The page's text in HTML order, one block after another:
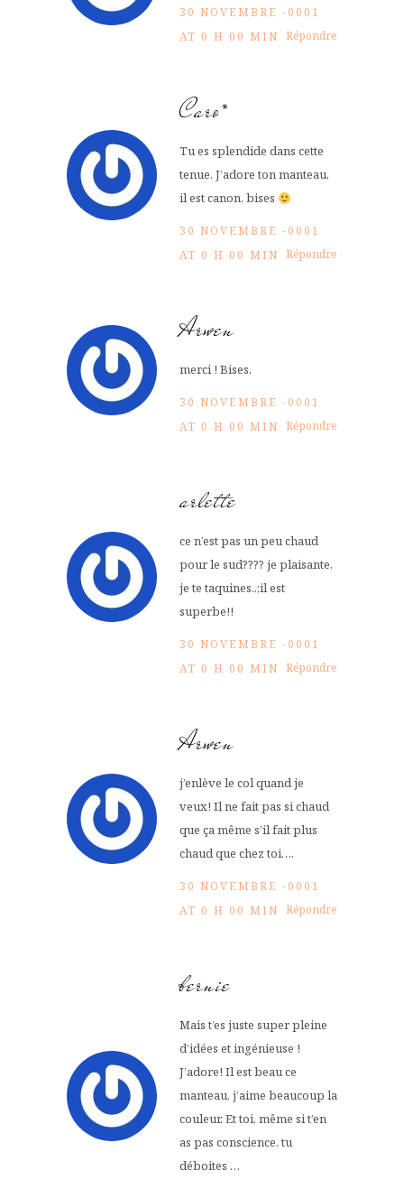
30 NOVEMBRE -0001
AT 0 H 00 MIN Répondre
Caro*
Tu es splendide dans cette
tenue. J’adore ton manteau,
il est canon, bises
30 NOVEMBRE -0001
AT 0 H 00 MIN Répondre
Arwen
merci ! Bises.
30 NOVEMBRE -0001
AT 0 H 00 MIN Répondre
arlette
ce n’est pas un peu chaud
pour le sud???? je plaisante,
je te taquines..;il est
superbe!!
30 NOVEMBRE -0001
AT 0 H 00 MIN Répondre
Arwen
j’enlève le col quand je
veux! Il ne fait pas si chaud
que ça même s’il fait plus
chaud que chez toi….
30 NOVEMBRE -0001
AT 0 H 00 MIN Répondre
bernie
Mais t’es juste super pleine
d’idées et ingénieuse !
J’adore! Il est beau ce
manteau, j’aime beaucoup la
couleur. Et toi, même si t’en
as pas conscience, tu
déboites …